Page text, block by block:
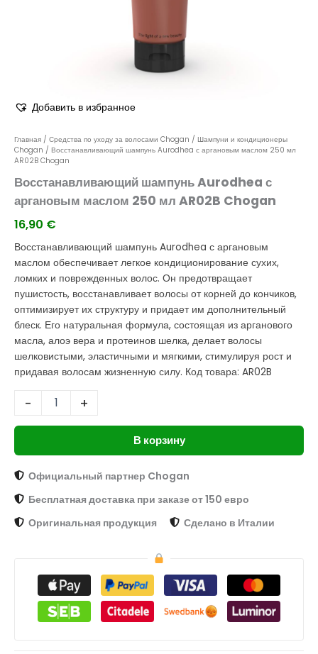
Добавить в избранное
Главная / Средства по уходу за волосами Chogan / Шампуни и кондиционеры
Chogan / Восстанавливающий шампунь Aurodhea с аргановым маслом 250 мл
AR02B Chogan
Восстанавливающий шампунь Aurodhea с
аргановым маслом 250 мл AR02B Chogan
16,90 €
Восстанавливающий шампунь Aurodhea с аргановым
маслом обеспечивает легкое кондиционирование сухих,
ломких и поврежденных волос. Он предотвращает
пушистость, восстанавливает волосы от корней до кончиков,
оптимизирует их структуру и придает им дополнительный
блеск. Его натуральная формула, состоящая из арганового
масла, алоэ вера и протеинов шелка, делает волосы
шелковистыми, эластичными и мягкими, стимулируя рост и
придавая волосам жизненную силу. Код товара: AR02B
- +
В корзину
Официальный партнер Chogan
Бесплатная доставка при заказе от 150 евро
Оригинальная продукция
Сделано в Италии